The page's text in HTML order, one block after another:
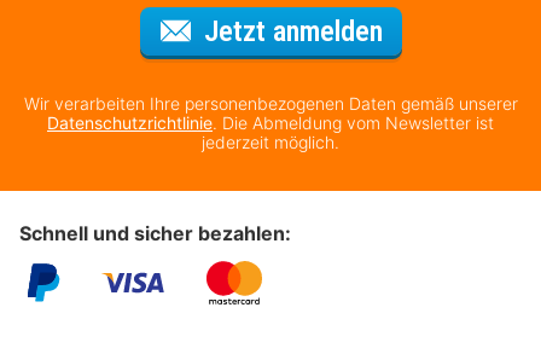
Jetzt anmeldenFür den
Wir verarbeiten Ihre personenbezogenen Daten gemäß unserer
Datenschutzrichtlinie. Die Abmeldung vom Newsletter ist
jederzeit möglich.
Schnell und sicher bezahlen: